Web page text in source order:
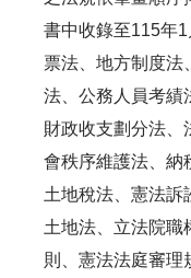
書中收錄至115年
票法、地方制度法
法、公務人員考績
財政收支劃分法、
會秩序維護法、納
土地稅法、憲法訴
土地法、立法院職
則、憲法法庭審理